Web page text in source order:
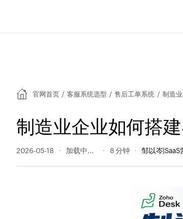
官网首页 / 客服系统选型 / 售后工单系统 / 制造
制造业企业如何搭
2026-05-18 65 阅读量 8 分钟 邹以岑